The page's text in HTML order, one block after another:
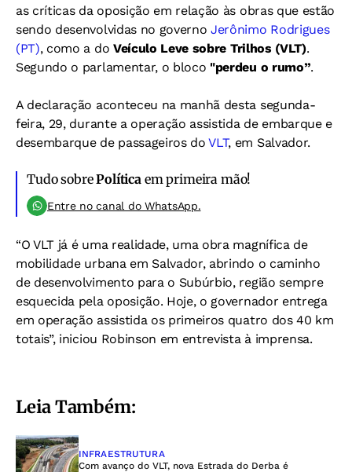
as críticas da oposição em relação às obras que estão
sendo desenvolvidas no governoJerônimo Rodrigues
(PT), como a do Veículo Leve sobre Trilhos (VLT).
Segundo o parlamentar, o bloco "perdeu o rumo”.
A declaração aconteceu na manhã desta segunda-
feira, 29, durante a operação assistida de embarque e
desembarque de passageiros doVLT, em Salvador.
Tudo sobrePolítica em primeira mão!
Entre no canal do WhatsApp.
“O VLT já é uma realidade, uma obra magnífica de
mobilidade urbana em Salvador, abrindo o caminho
de desenvolvimento para o Subúrbio, região sempre
esquecida pela oposição. Hoje, o governador entrega
em operação assistida os primeiros quatro dos 40 km
totais”, iniciou Robinson em entrevista à imprensa.
Leia Também:
INFRAESTRUTURA
Com avanço do VLT, nova Estrada do Derba é